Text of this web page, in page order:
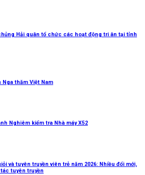
Hải quân tổ chức các hoạt động tri ân tại tỉnh
Nga thăm Việt Nam
Nghiêm kiểm tra Nhà máy X52
và tuyên truyền viên trẻ năm 2026: Nhiều đổi mới,
tuyên truyền